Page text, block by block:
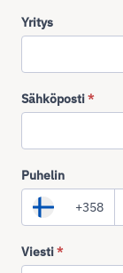
Yritys
Sähköposti*
Puhelin
+358
Viesti*